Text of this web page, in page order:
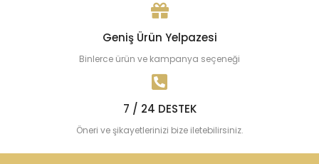
Geniş Ürün Yelpazesi
Binlerce ürün ve kampanya seçeneği
7 / 24 DESTEK
Öneri ve şikayetlerinizi bize iletebilirsiniz.